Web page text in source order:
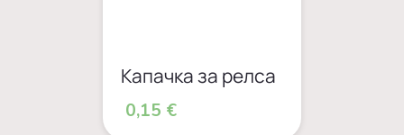
Капачка за релса
0,15 €